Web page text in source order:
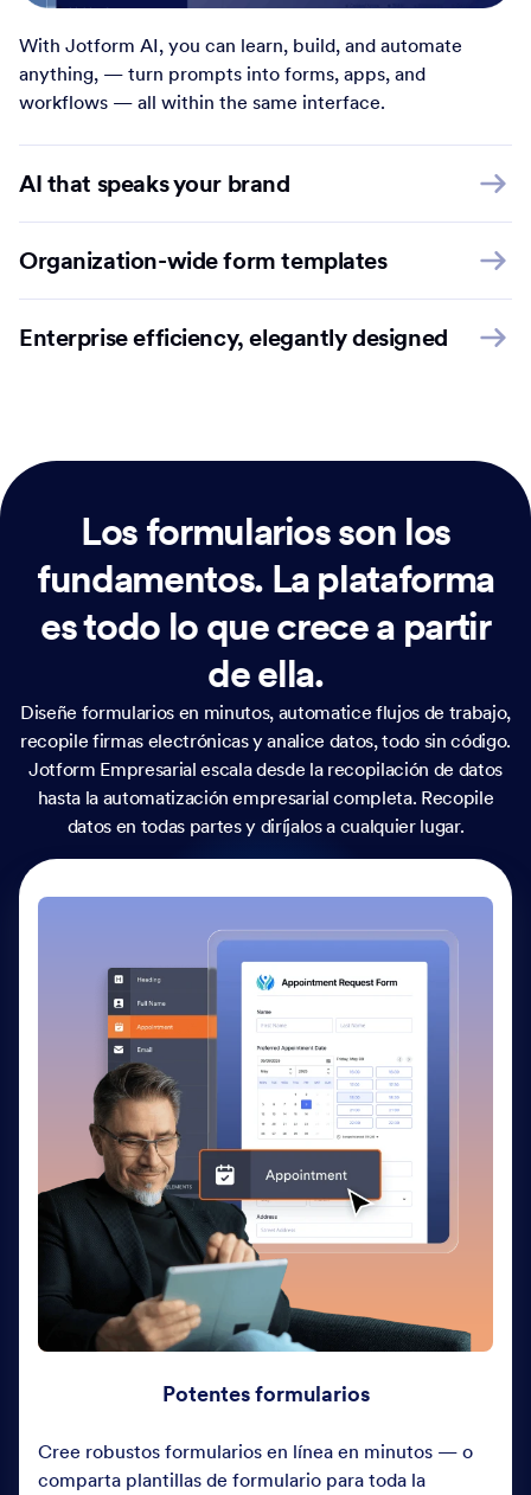
With Jotform AI, you can learn, build, and automate
anything, — turn prompts into forms, apps, and
workflows — all within the same interface.
AI that speaks your brand
Organization-wide form templates
Enterprise efficiency, elegantly designed
Los formularios son los
fundamentos. La plataforma
es todo lo que crece a partir
de ella.
Diseñe formularios en minutos, automatice flujos de trabajo,
recopile firmas electrónicas y analice datos, todo sin código.
Jotform Empresarial escala desde la recopilación de datos
hasta la automatización empresarial completa. Recopile
datos en todas partes y diríjalos a cualquier lugar.
Potentes formularios
Cree robustos formularios en línea en minutos — o
comparta plantillas de formulario para toda la